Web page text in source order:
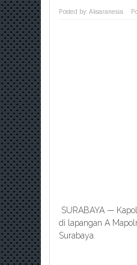
Posted by: Aksaranesia
SURABAYA —
di lapangan A
Surabaya.